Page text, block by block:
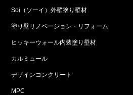
Soi（ソーイ）外壁塗り壁材
塗り壁リノベーション・リフォーム
ヒッキーウォール内装塗り壁材
カルミュール
デザインコンクリート
MPC